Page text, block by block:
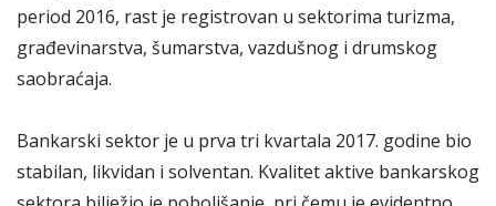
period 2016, rast je registrovan u sektorima turizma,
građevinarstva, šumarstva, vazdušnog i drumskog
saobraćaja.
Bankarski sektor je u prva tri kvartala 2017. godine bio
stabilan, likvidan i solventan. Kvalitet aktive bankarskog